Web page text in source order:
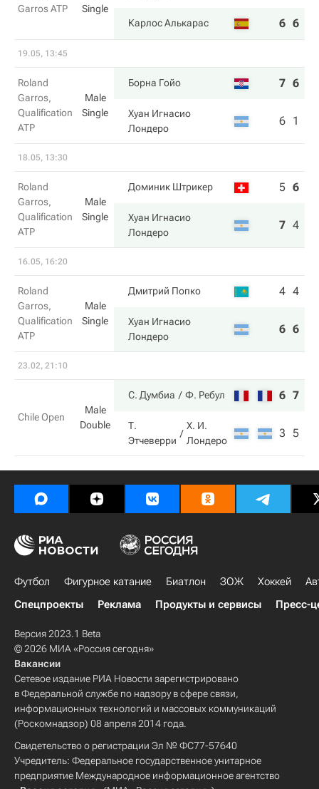
Garros ATP
Single
Карлос Алькарас 6 6
19.05, 13:45
Roland
Garros,
Qualification
ATP
Male
Single
Борна Гойо 7 6
Хуан Игнасио
Лондеро
6 1
18.05, 13:30
Roland
Garros,
Qualification
ATP
Male
Single
Доминик Штрикер 5 6
Хуан Игнасио
Лондеро
7 4
16.05, 16:20
Roland
Garros,
Qualification
ATP
Male
Single
Дмитрий Попко 4 4
Хуан Игнасио
Лондеро
6 6
23.02, 21:10
Chile Open
Male
Double
С. Думбиа Ф. Ребул 6 7
Т.
Этчеверри
Х. И.
Лондеро
3 5
Футбол Фигурное катание Биатлон ЗОЖ Хоккей
Спецпроекты
Реклама Продукты и сервисы Пресс-
Версия 2023.1 Beta
© 2026 МИА «Россия сегодня»
Вакансии
Сетевое издание РИА Новости зарегистрировано
в Федеральной службе по надзору в сфере связи,
информационных технологий и массовых коммуникаций
(Роскомнадзор) 08 апреля 2014 года.
Свидетельство о регистрации Эл № ФС77-57640
Учредитель: Федеральное государственное унитарное
предприятие Международное информационное агентство